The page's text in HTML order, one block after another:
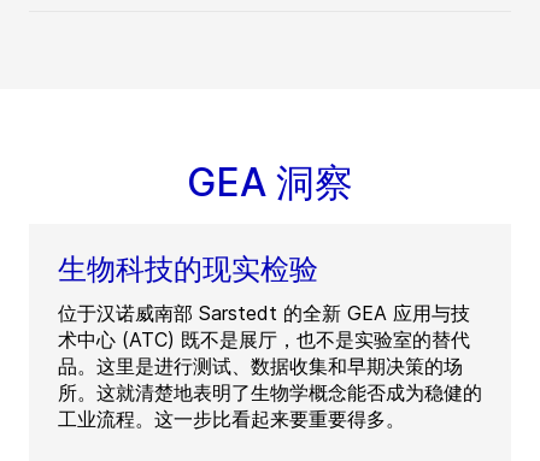
GEA 洞察
生物科技的现实检验
位于汉诺威南部 Sarstedt 的全新 GEA 应用与技
术中心 (ATC) 既不是展厅，也不是实验室的替代
品。这里是进行测试、数据收集和早期决策的场
所。这就清楚地表明了生物学概念能否成为稳健的
工业流程。这一步比看起来要重要得多。